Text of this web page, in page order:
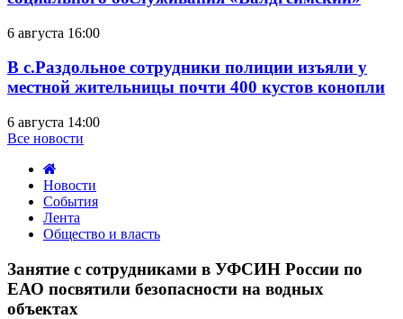
6 августа 16:00
В с.Раздольное сотрудники полиции изъяли у
местной жительницы почти 400 кустов конопли
6 августа 14:00
Все новости
Новости
События
Лента
Общество и власть
с
сотрудниками
в
УФСИН
Занятие с сотрудниками в УФСИН России по
ЕАО посвятили безопасности на водных
объектах